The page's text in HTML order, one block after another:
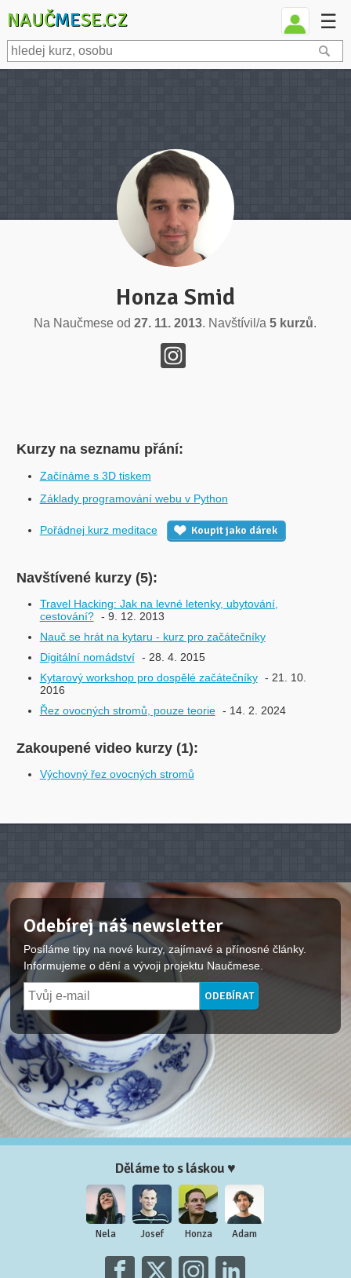
NAUČMESE.CZ ☰
Honza Smid
Na Naučmese od27. 11. 2013. Navštívil/a5 kurzů.
Kurzy na seznamu přání:
Začínáme s 3D tiskem
Základy programování webu v Python
Pořádnej kurz meditace Koupit jako dárek
Navštívené kurzy (5):
Travel Hacking: Jak na levné letenky, ubytování,
cestování? - 9. 12. 2013
Nauč se hrát na kytaru - kurz pro začátečníky
Digitální nomádství - 28. 4. 2015
Kytarový workshop pro dospělé začátečníky - 21. 10.
2016
Řez ovocných stromů, pouze teorie - 14. 2. 2024
Zakoupené video kurzy (1):
Výchovný řez ovocných stromů
Odebírej náš newsletter
Posíláme tipy na nové kurzy, zajímavé a přínosné články.
Informujeme o dění a vývoji projektu Naučmese.
Děláme to s láskou ♥
Nela Josef Honza Adam